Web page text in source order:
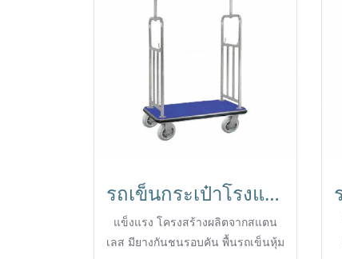
รถเข็นกระเป๋าโรงแรม แบบมาตรฐาน (Standard Luggage Trolley) HORECAT code 54365
แข็งแรง โครงสร้างผลิตจากสแตน
เลส มียางกันชนรอบคัน พื้นรถเข็นหุ้ม